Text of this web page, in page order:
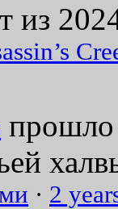
из
прошло
· 2